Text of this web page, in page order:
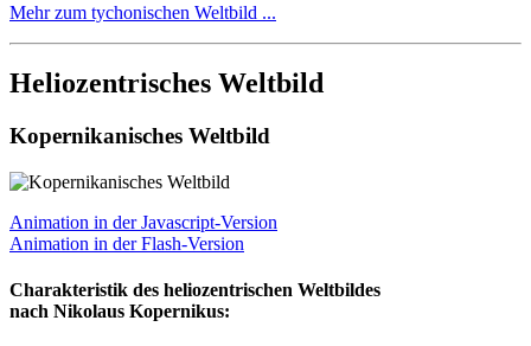
Mehr zum tychonischen Weltbild ...
Heliozentrisches Weltbild
Kopernikanisches Weltbild
Animation in der Javascript-Version
Animation in der Flash-Version
Charakteristik des heliozentrischen Weltbildes
nach Nikolaus Kopernikus: